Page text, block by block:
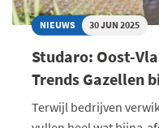
NIEUWS 30 JUN 2025
Studaro: Oost-
Trends Gazellen
Terwijl bedrijven